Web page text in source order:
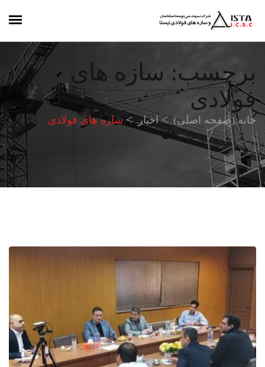
برچسب: سازه های
فولادی
خانه (صفحه اصلی) اخبار سازه های فولادی